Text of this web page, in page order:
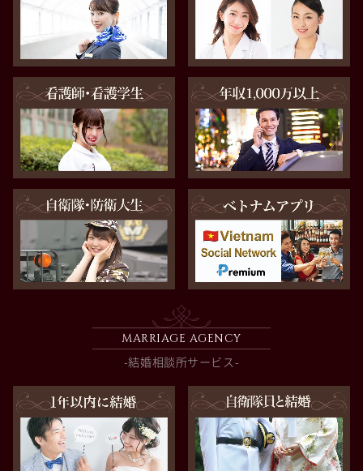
MARRIAGE AGENCY
-結婚相談所サービス-